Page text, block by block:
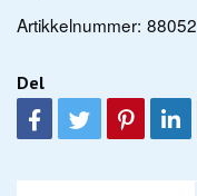
Artikkelnummer: 88052
Del